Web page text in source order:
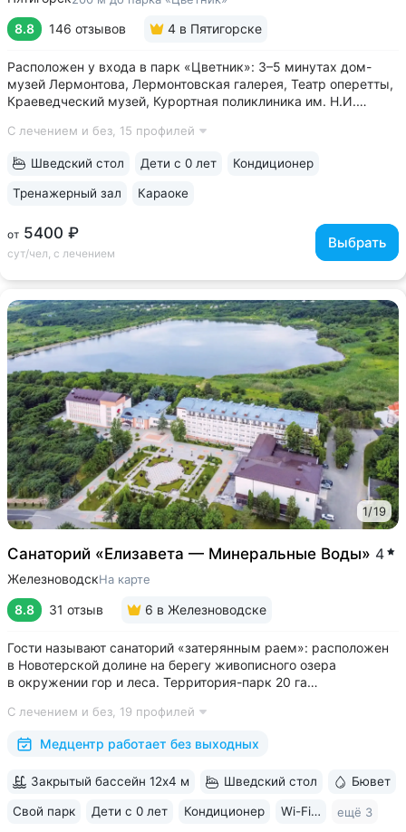
8.8 146 отзывов 4 в Пятигорске
Расположен у входа в парк «Цветник»: 3–5 минутах дом-
музей Лермонтова, Лермонтовская галерея, Театр оперетты,
Краеведческий музей, Курортная поликлиника им. Н.И.
с тремя видами минеральных источников № 2, № 17,
С лечением и без, 15 профилей
от 5400 ₽
сут/чел, с лечением
Выбрать
Шведский стол Дети с 0 лет Кондиционер
Тренажерный зал Караоке
1/19
Cанаторий «Елизавета — Минеральные Воды» 4
ЖелезноводскНа карте
8.8 31 отзыв 6 в Железноводске
Гости называют санаторий «затерянным раем»: расположен
в Новотерской долине на берегу живописного озера
в окружении гор и леса. Территория-парк 20 га
живописным храмом «Нерушимая стена» • Обустроенная
набережная озера с зонами отдыха и...
С лечением и без, 19 профилей
Медцентр работает без выходных
Закрытый бассейн 12х4 м Шведский стол Бювет
Свой парк Дети с 0 лет Кондиционер Wi-Fi в номерах ещё 3